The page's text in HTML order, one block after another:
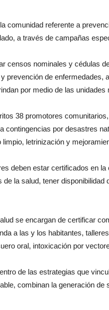
comunidad referente a
a través de campañas
censos nominales y cédulas
prevención de enfermedades,
por medio de las unidades
38 promotores
contingencias por desastres
letrinización y
deben estar certificados en
la salud, tener
se encargan de certificar
a las y los habitantes,
oral, intoxicación por
de las estrategias que
combinan la generación